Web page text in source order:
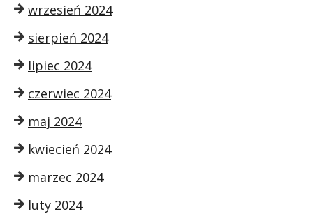
wrzesień 2024
sierpień 2024
lipiec 2024
czerwiec 2024
maj 2024
kwiecień 2024
marzec 2024
luty 2024